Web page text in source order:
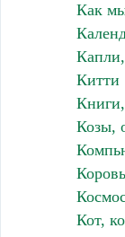
Как
Китти
Козы,
Кот,